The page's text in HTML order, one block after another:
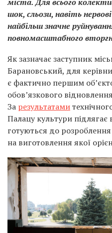
шок, сльози, навіть
найбільш значне
повномасштабного
Як зазначає заступник
Барановський, для
є фактично першим
обов’язкового
За результатами
Палацу культури підлягає
готуються до
на виготовлення якої